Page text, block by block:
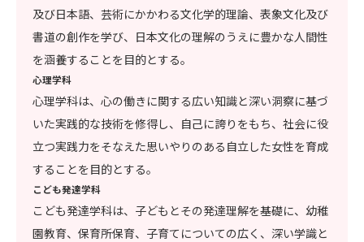
及び日本語、芸術にかかわる文化学的理論、表象文化及び
書道の創作を学び、日本文化の理解のうえに豊かな人間性
を涵養することを目的とする。
心理学科
心理学科は、心の働きに関する広い知識と深い洞察に基づ
いた実践的な技術を修得し、自己に誇りをもち、社会に役
立つ実践力をそなえた思いやりのある自立した女性を育成
することを目的とする。
こども発達学科
こども発達学科は、子どもとその発達理解を基礎に、幼稚
園教育、保育所保育、子育てについての広く、深い学識と